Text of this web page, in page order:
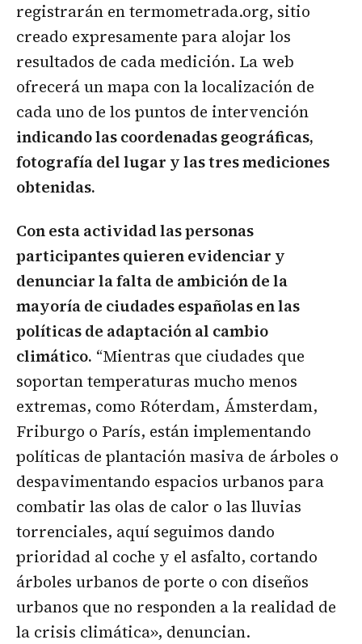
registrarán en termometrada.org, sitio
creado expresamente para alojar los
resultados de cada medición. La web
ofrecerá un mapa con la localización de
cada uno de los puntos de intervención
indicando las coordenadas geográficas,
fotografía del lugar y las tres mediciones
obtenidas.
Con esta actividad las personas
participantes quieren evidenciar y
denunciar la falta de ambición de la
mayoría de ciudades españolas en las
políticas de adaptación al cambio
climático. “Mientras que ciudades que
soportan temperaturas mucho menos
extremas, como Róterdam, Ámsterdam,
Friburgo o París, están implementando
políticas de plantación masiva de árboles o
despavimentando espacios urbanos para
combatir las olas de calor o las lluvias
torrenciales, aquí seguimos dando
prioridad al coche y el asfalto, cortando
árboles urbanos de porte o con diseños
urbanos que no responden a la realidad de
la crisis climática», denuncian.